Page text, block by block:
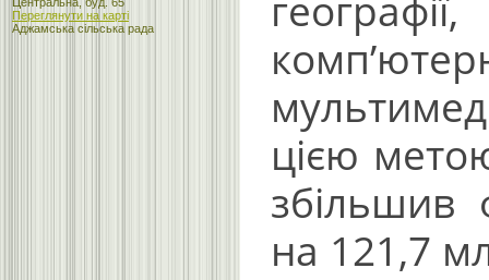
Переглянути на карті
Аджамська сільська рада
цією
збільшив
на 121,7